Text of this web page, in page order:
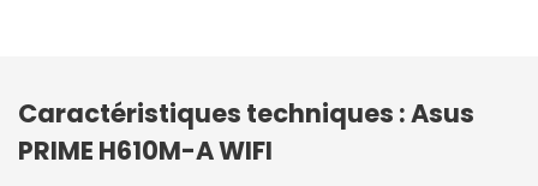
Caractéristiques techniques : Asus
PRIME H610M-A WIFI